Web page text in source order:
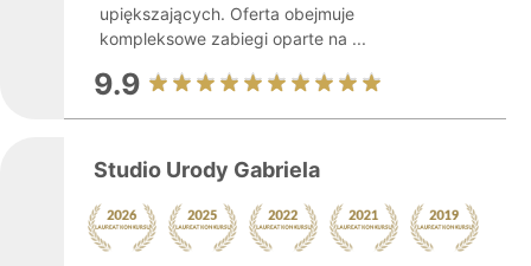
upiększających. Oferta obejmuje
kompleksowe zabiegi oparte na ...
9.9
Studio Urody Gabriela